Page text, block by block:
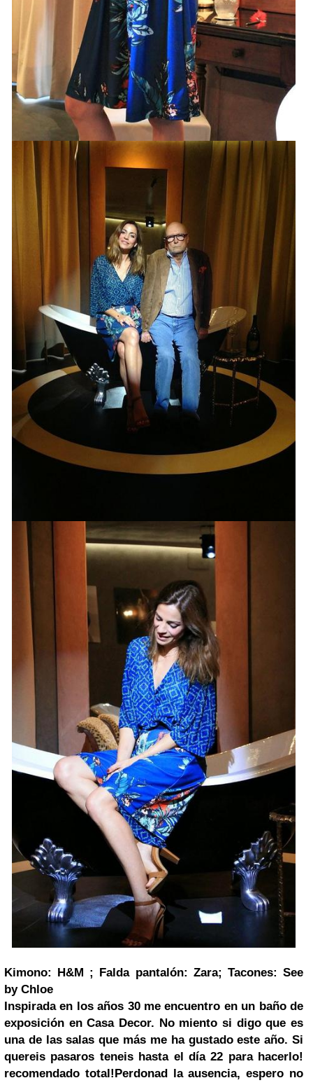
Kimono: H&M ; Falda pantalón: Zara; Tacones: See
by Chloe
Inspirada en los años 30 me encuentro en un baño de
exposición en Casa Decor. No miento si digo que es
una de las salas que más me ha gustado este año. Si
quereis pasaros teneis hasta el día 22 para hacerlo!
recomendado total! Perdonad la ausencia, espero no